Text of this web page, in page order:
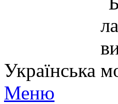
Українська
Меню